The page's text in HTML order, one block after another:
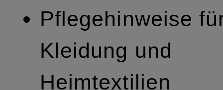
Pflegehinweise
Kleidung und
Heimtextilien